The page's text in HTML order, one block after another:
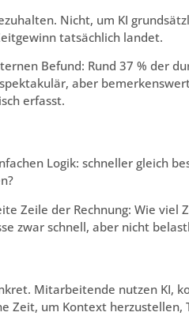
Nicht, um KI
tatsächlich landet.
Befund: Rund 37 % der
aber
erfasst.
Logik: schneller gleich
Zeile der Rechnung: Wie viel
zwar schnell, aber nicht
Mitarbeitende nutzen KI,
Zeit, um Kontext herzustellen,